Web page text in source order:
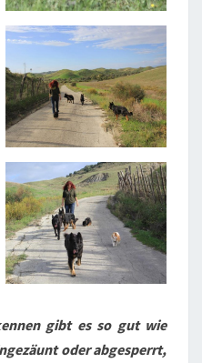
gibt es so gut wie
oder abgesperrt,